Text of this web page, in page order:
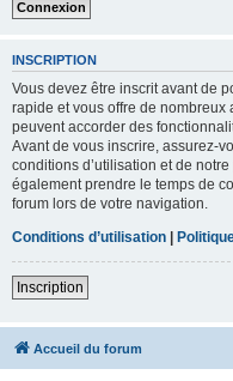
INSCRIPTION
Vous devez être inscrit avant de
rapide et vous offre de
peuvent accorder des
Avant de vous inscrire, assurez-
conditions d’utilisation et de
également prendre le temps de
forum lors de votre navigation.
Conditions d’utilisation |
Inscription
Accueil du forum